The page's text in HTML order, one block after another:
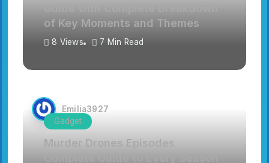
of Key Moments and Themes
8 Views 7 Min Read
Emilia3927
Gadget
Murder Drones Episodes